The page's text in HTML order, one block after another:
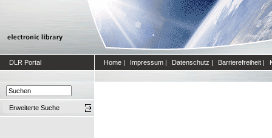
DLR Portal Home | Impressum | Datenschutz | Barrierefreiheit |
Erweiterte Suche